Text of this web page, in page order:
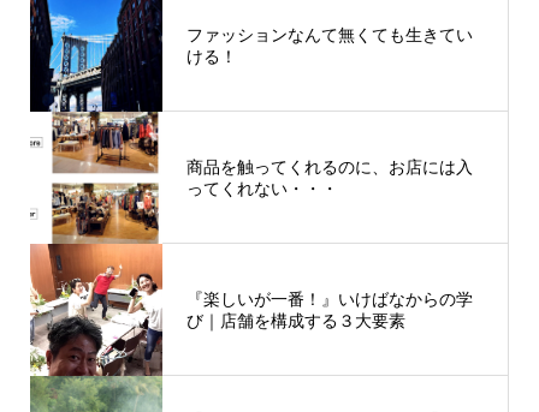
ファッションなんて無くても生きてい
ける！
商品を触ってくれるのに、お店には入
ってくれない・・・
『楽しいが一番！』いけばなからの学
び｜店舗を構成する３大要素